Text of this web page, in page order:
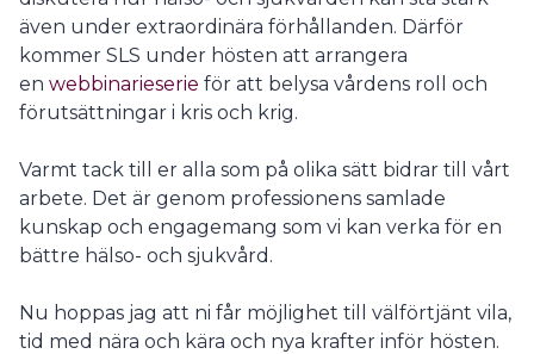
även under extraordinära förhållanden. Därför
kommer SLS under hösten att arrangera
en webbinarieserie för att belysa vårdens roll och
förutsättningar i kris och krig.
Varmt tack till er alla som på olika sätt bidrar till vårt
arbete. Det är genom professionens samlade
kunskap och engagemang som vi kan verka för en
bättre hälso- och sjukvård.
Nu hoppas jag att ni får möjlighet till välförtjänt vila,
tid med nära och kära och nya krafter inför hösten.